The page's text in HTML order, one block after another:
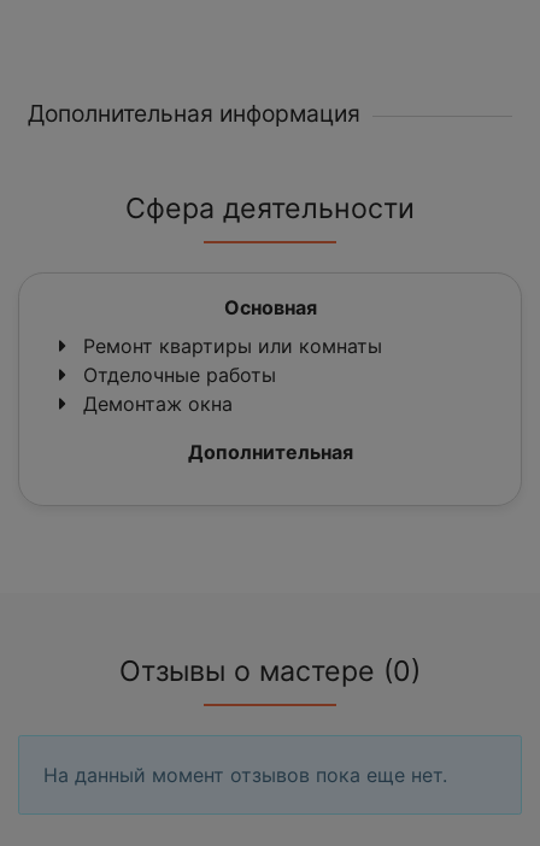
Дополнительная информация
Сфера деятельности
Основная
Ремонт квартиры или комнаты
Отделочные работы
Демонтаж окна
Дополнительная
Отзывы о мастере (0)
На данный момент отзывов пока еще нет.